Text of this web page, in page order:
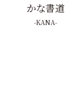
かな書道
KANA